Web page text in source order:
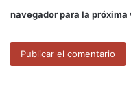
navegador para la